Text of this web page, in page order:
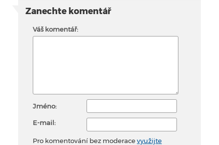
Zanechte komentář
Váš komentář:
Jméno:
E-mail:
Pro komentování bez moderacevyužijte